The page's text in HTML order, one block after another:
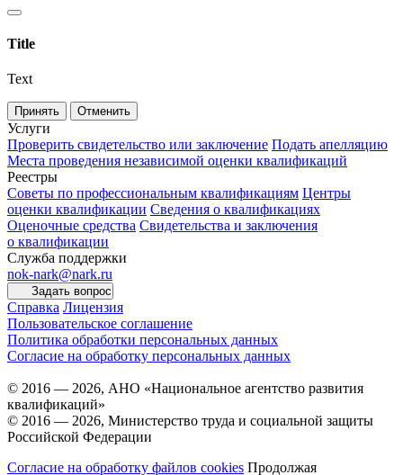
Title
Text
Принять Отменить
Услуги
Проверить свидетельство или заключение Подать апелляцию
Места проведения независимой оценки квалификаций
Реестры
Советы по профессиональным квалификациям Центры
оценки квалификации Сведения о квалификациях
Оценочные средства Свидетельства и заключения
о квалификации
Служба поддержки
nok-nark@nark.ru
Задать вопрос
Справка Лицензия
Пользовательское соглашение
Политика обработки персональных данных
Согласие на обработку персональных данных
© 2016 — 2026, АНО «Национальное агентство развития
квалификаций»
© 2016 — 2026, Министерство труда и социальной защиты
Российской Федерации
Согласие на обработку файлов cookies Продолжая